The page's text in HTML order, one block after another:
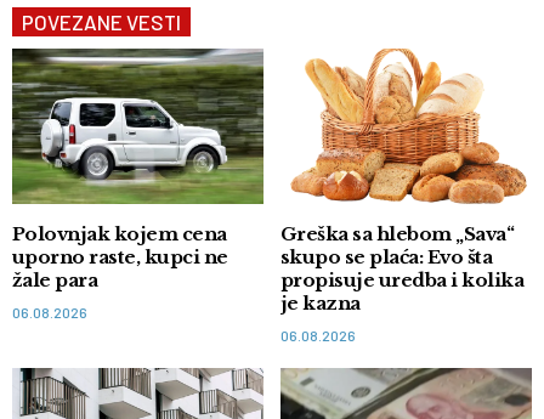
POVEZANE VESTI
Polovnjak kojem cena
uporno raste, kupci ne
žale para
06.08.2026
Greška sa hlebom „Sava“
skupo se plaća: Evo šta
propisuje uredba i kolika
je kazna
06.08.2026